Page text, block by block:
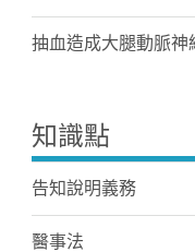
抽血造成大腿動脈神
知識點
告知說明義務
醫事法